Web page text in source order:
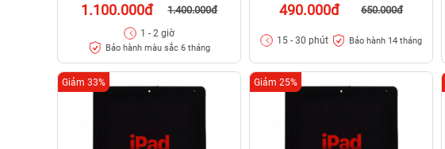
1.100.000đ 1.400.000đ
1 - 2 giờ
Bảo hành màu sắc 6 tháng
490.000đ 650.000đ
15 - 30 phút Bảo hành 14 tháng
Giảm 33% Giảm 25%